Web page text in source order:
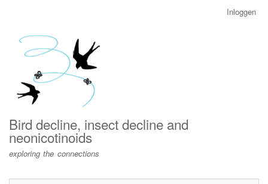
menu
Inloggen
Bird decline, insect decline and
neonicotinoids
exploring the connections